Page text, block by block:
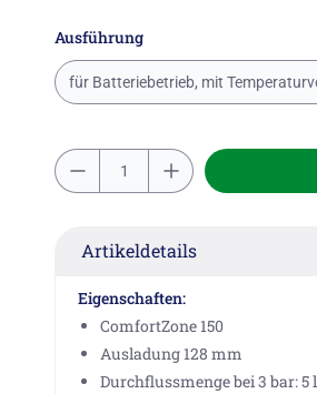
Ausführung
Artikeldetails
Eigenschaften:
ComfortZone 150
Ausladung 128 mm
Durchflussmenge bei 3 bar: